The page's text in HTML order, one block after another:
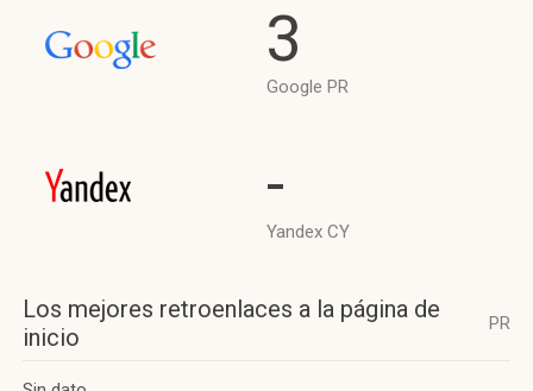
3
Google PR
-
Yandex CY
Los mejores retroenlaces a la página de
inicio
PR